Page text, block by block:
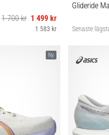
1 700 kr 1 499 kr
1 583 kr
Glideride
Senaste
Ny